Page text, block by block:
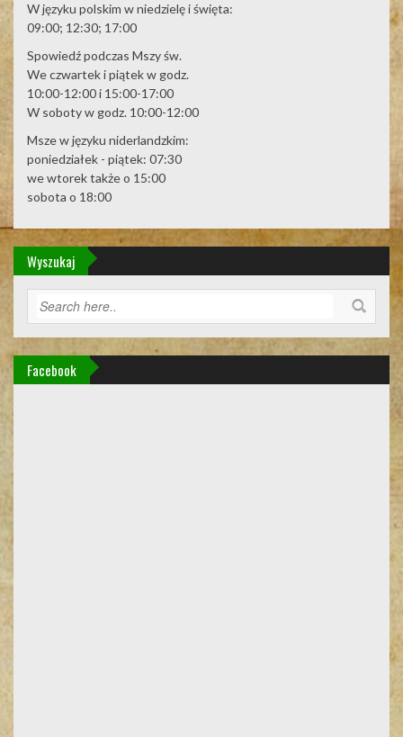
W języku polskim w niedzielę i święta:
09:00; 12:30; 17:00
Spowiedź podczas Mszy św.
We czwartek i piątek w godz.
10:00-12:00 i 15:00-17:00
W soboty w godz. 10:00-12:00
Msze w języku niderlandzkim:
poniedziałek - piątek: 07:30
we wtorek także o 15:00
sobota o 18:00
Wyszukaj
Facebook